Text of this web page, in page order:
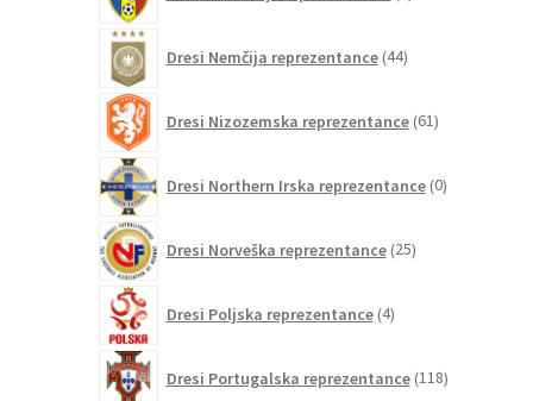
Dresi Nemčija reprezentance 44izdelkov
Dresi Nizozemska reprezentance 61izdelkov
Dresi Northern Irska reprezentance 0izdelkov
Dresi Norveška reprezentance 25izdelkov
Dresi Poljska reprezentance 4izdelki
Dresi Portugalska reprezentance 118izdelkov